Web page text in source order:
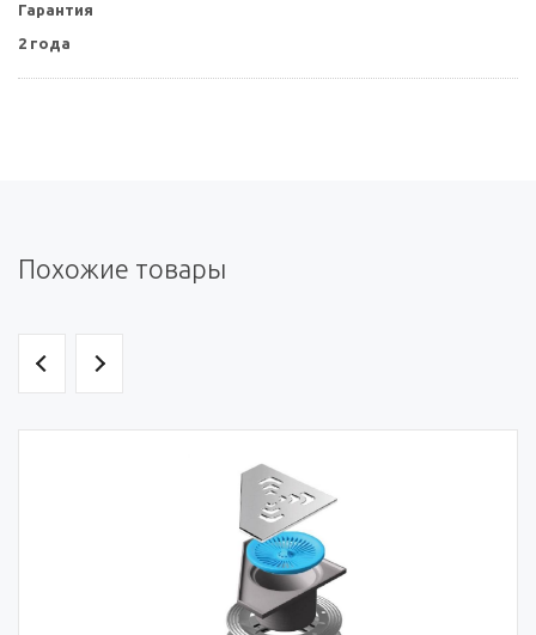
Гарантия
2 года
Похожие товары